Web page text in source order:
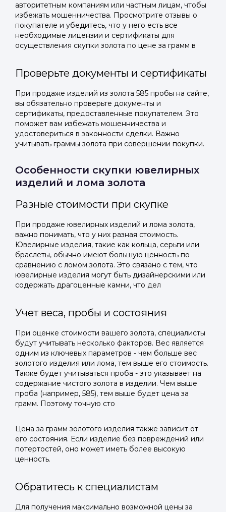
авторитетным компаниям или частным лицам, чтобы
избежать мошенничества. Просмотрите отзывы о
покупателе и убедитесь, что у него есть все
необходимые лицензии и сертификаты для
осуществления скупки золота по цене за грамм в
Проверьте документы и сертификаты
При продаже изделий из золота 585 пробы на сайте,
вы обязательно проверьте документы и
сертификаты, предоставленные покупателем. Это
поможет вам избежать мошенничества и
удостовериться в законности сделки. Важно
учитывать граммы золота при совершении покупки.
Особенности скупки ювелирных
изделий и лома золота
Разные стоимости при скупке
При продаже ювелирных изделий и лома золота,
важно понимать, что у них разная стоимость.
Ювелирные изделия, такие как кольца, серьги или
браслеты, обычно имеют большую ценность по
сравнению с ломом золота. Это связано с тем, что
ювелирные изделия могут быть дизайнерскими или
содержать драгоценные камни, что дел
Учет веса, пробы и состояния
При оценке стоимости вашего золота, специалисты
будут учитывать несколько факторов. Вес является
одним из ключевых параметров - чем больше вес
золотого изделия или лома, тем выше его стоимость.
Также будет учитываться проба - это указывает на
содержание чистого золота в изделии. Чем выше
проба (например, 585), тем выше будет цена за
грамм. Поэтому точную сто
Цена за грамм золотого изделия также зависит от
его состояния. Если изделие без повреждений или
потертостей, оно может иметь более высокую
ценность.
Обратитесь к специалистам
Для получения максимально возможной цены за